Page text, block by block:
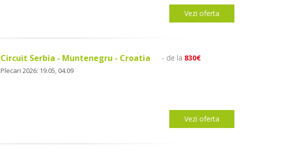
Vezi oferta
Circuit Serbia - Muntenegru - Croatia - de la 830€
Plecari 2026: 19.05, 04.09
Vezi oferta